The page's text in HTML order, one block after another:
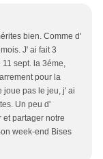
bien. Comme d'
J' ai fait 3
sept. la 3éme,
pour la
joue pas le jeu, j' ai
Un peu d'
et partager notre
week-end Bises